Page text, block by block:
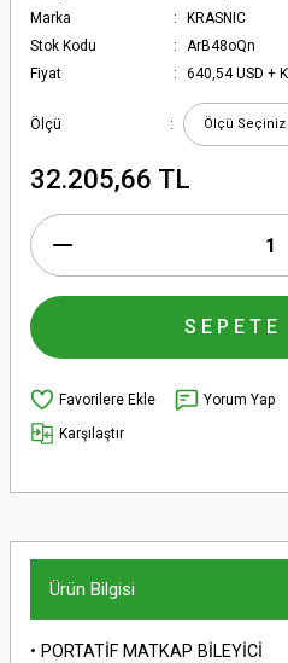
Marka
KRASNIC
Stok Kodu
ArB48oQn
Fiyat
640,54 USD +
Ölçü
32.205,66 TL
SEPETE
Yorum Yap
Karşılaştır
Ürün Bilgisi
• PORTATİF MATKAP BİLEYİCİ